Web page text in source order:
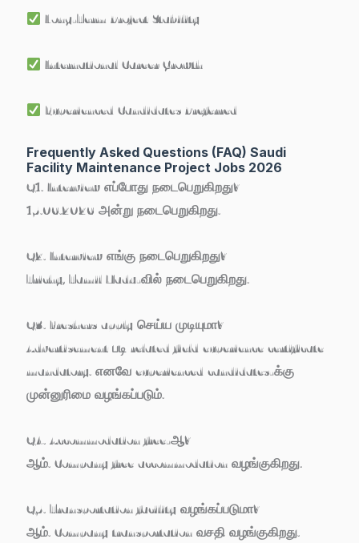
Long-Term Project Stability
International Career Growth
Experienced Candidates Preferred
Frequently Asked Questions (FAQ) Saudi
Facility Maintenance Project Jobs 2026
Q1. Interview எப்போது நடைபெறுகிறது?
15.06.2026 அன்று நடைபெறுகிறது.
Q2. Interview எங்கு நடைபெறுகிறது?
Trichy, Tamil Nadu-வில் நடைபெறுகிறது.
Q3. Freshers apply செய்ய முடியுமா?
Advertisement படி related field experience certificate
mandatory. எனவே experienced candidates-க்கு
முன்னுரிமை வழங்கப்படும்.
Q4. Accommodation free-ஆ?
ஆம். Company free accommodation வழங்குகிறது.
Q5. Transportation facility வழங்கப்படுமா?
ஆம். Company transportation வசதி வழங்குகிறது.